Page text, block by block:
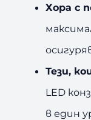
Хора с
Тези,
LED
в един